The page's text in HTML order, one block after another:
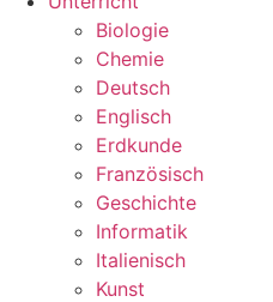
Biologie
Chemie
Deutsch
Englisch
Erdkunde
Französisch
Geschichte
Informatik
Italienisch
Kunst